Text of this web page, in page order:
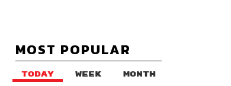
MOST POPULAR
TODAY WEEK MONTH